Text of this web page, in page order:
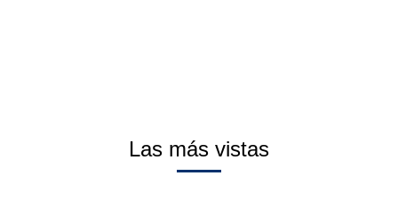
Las más vistas